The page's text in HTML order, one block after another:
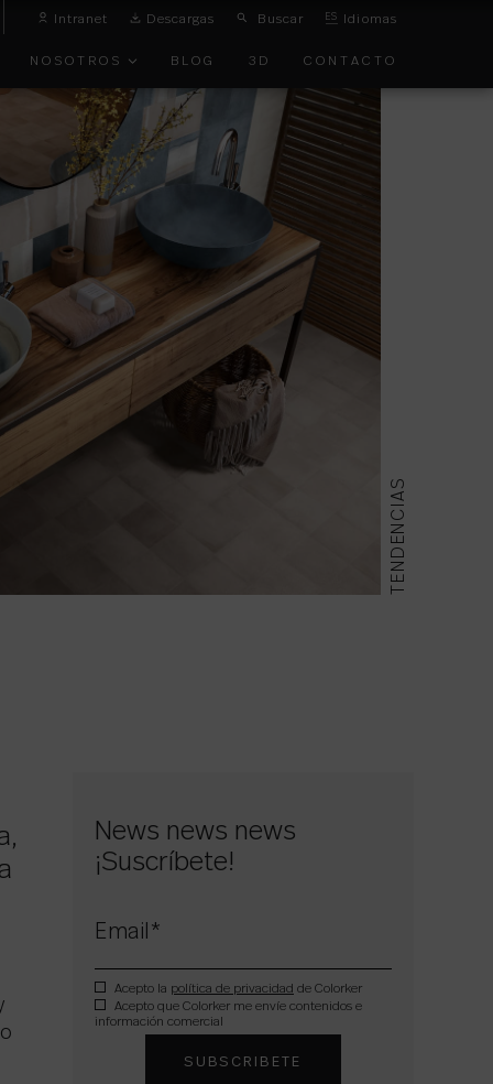
Intranet Descargas Buscar ES Idiomas
NOSOTROS
VANGUARDIA
BLOG 3D CONTACTO
TENDENCIAS
News news news
¡Suscríbete!
Email *
Acepto la política de privacidad de Colorker
Acepto que Colorker me envíe contenidos e
información comercial